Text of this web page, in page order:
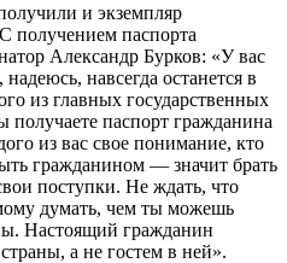
и экземпляр
получением паспорта
Александр Бурков: «У вас
навсегда останется в
из главных государственных
паспорт гражданина
из вас свое понимание, кто
гражданином — значит брать
поступки. Не ждать, что
думать, чем ты можешь
Настоящий гражданин
а не гостем в ней».